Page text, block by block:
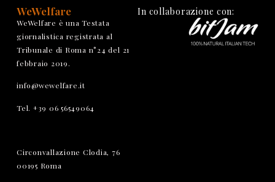
WeWelfare
WeWelfare è una Testata
giornalistica registrata al
Tribunale di Roma n°24 del 21
febbraio 2019.
info@wewelfare.it
Tel. +39 06 56549064
Circonvallazione Clodia, 76
00195 Roma
In collaborazione con: